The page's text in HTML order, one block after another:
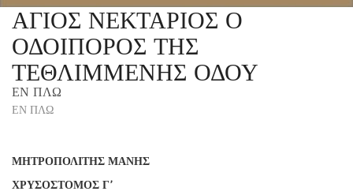
ΑΓΙΟΣ ΝΕΚΤΑΡΙΟΣ Ο
ΟΔΟΙΠΟΡΟΣ ΤΗΣ
ΤΕΘΛΙΜΜΕΝΗΣ ΟΔΟΥ
ΕΝ ΠΛΩ
ΕΝ ΠΛΩ
ΜΗΤΡΟΠΟΛΙΤΗΣ ΜΑΝΗΣ
ΧΡΥΣΟΣΤΟΜΟΣ Γ’